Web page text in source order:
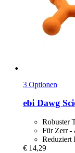
3 Optionen
ebi Dawg
Robuster
Für Zerr -
Reduziert
€ 14,29